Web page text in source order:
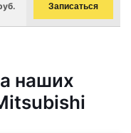
Записаться
наших